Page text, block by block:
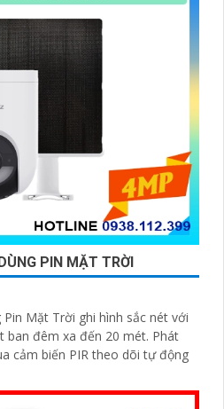
PIN MẶT TRỜI
Pin Mặt Trời ghi hình sắc nét với
đêm xa đến 20 mét. Phát
cảm biến PIR theo dõi tự động